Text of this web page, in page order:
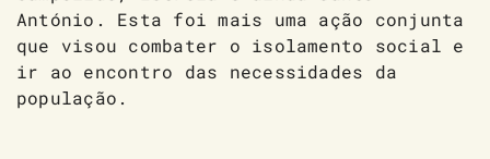
António. Esta foi mais uma ação conjunta
que visou combater o isolamento social e
ir ao encontro das necessidades da
população.